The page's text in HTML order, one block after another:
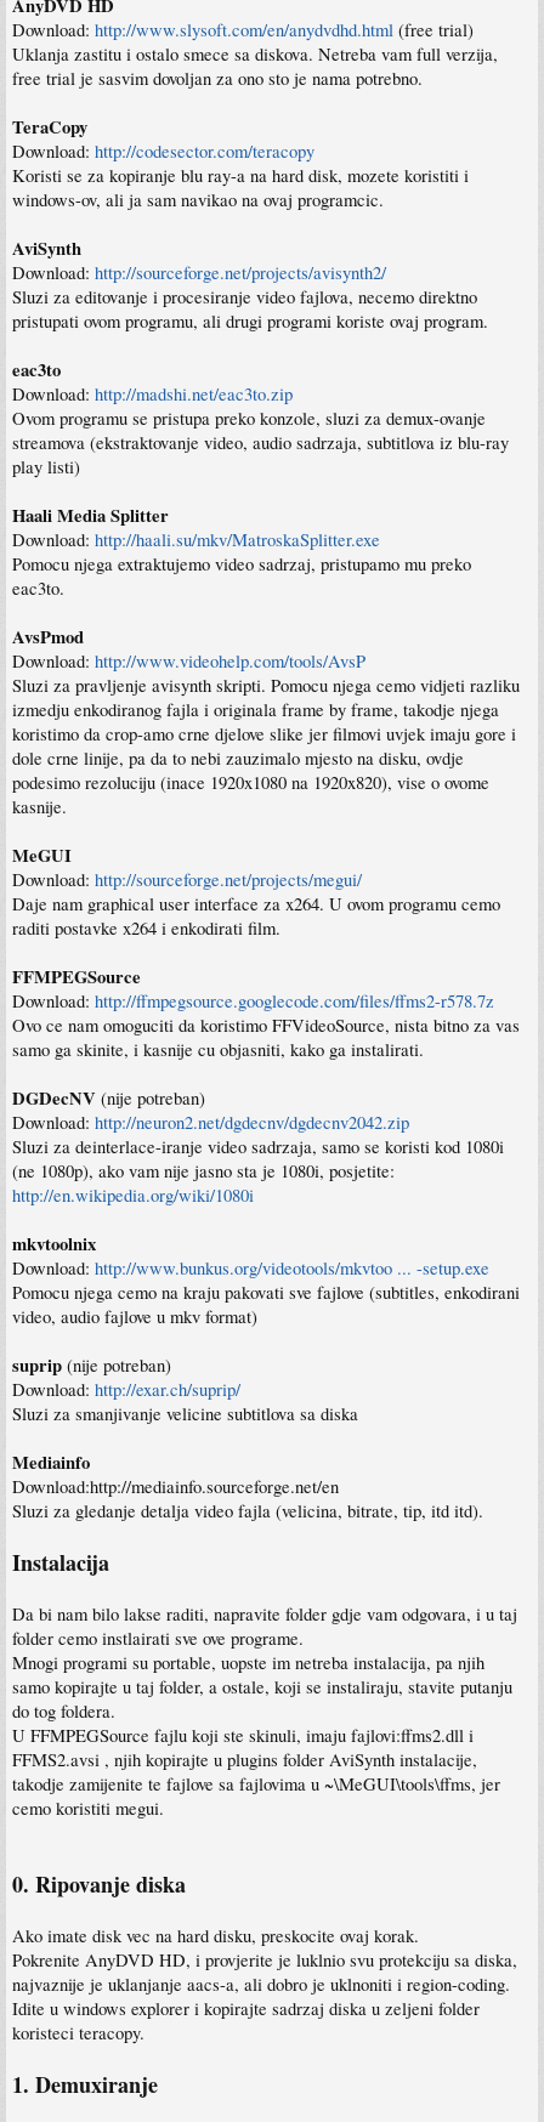
Download: http://www.slysoft.com/en/anydvdhd.html (free trial)
Uklanja zastitu i ostalo smece sa diskova. Netreba vam full verzija,
free trial je sasvim dovoljan za ono sto je nama potrebno.
TeraCopy
Download: http://codesector.com/teracopy
Koristi se za kopiranje blu ray-a na hard disk, mozete koristiti i
windows-ov, ali ja sam navikao na ovaj programcic.
AviSynth
Download: http://sourceforge.net/projects/avisynth2/
Sluzi za editovanje i procesiranje video fajlova, necemo direktno
pristupati ovom programu, ali drugi programi koriste ovaj program.
eac3to
Download: http://madshi.net/eac3to.zip
Ovom programu se pristupa preko konzole, sluzi za demux-ovanje
streamova (ekstraktovanje video, audio sadrzaja, subtitlova iz blu-ray
play listi)
Haali Media Splitter
Download: http://haali.su/mkv/MatroskaSplitter.exe
Pomocu njega extraktujemo video sadrzaj, pristupamo mu preko
eac3to.
AvsPmod
Download: http://www.videohelp.com/tools/AvsP
Sluzi za pravljenje avisynth skripti. Pomocu njega cemo vidjeti razliku
izmedju enkodiranog fajla i originala frame by frame, takodje njega
koristimo da crop-amo crne djelove slike jer filmovi uvjek imaju gore i
dole crne linije, pa da to nebi zauzimalo mjesto na disku, ovdje
podesimo rezoluciju (inace 1920x1080 na 1920x820), vise o ovome
kasnije.
MeGUI
Download: http://sourceforge.net/projects/megui/
Daje nam graphical user interface za x264. U ovom programu cemo
raditi postavke x264 i enkodirati film.
FFMPEGSource
Download: http://ffmpegsource.googlecode.com/files/ffms2-r578.7z
Ovo ce nam omoguciti da koristimo FFVideoSource, nista bitno za vas
samo ga skinite, i kasnije cu objasniti, kako ga instalirati.
DGDecNV (nije potreban)
Download: http://neuron2.net/dgdecnv/dgdecnv2042.zip
Sluzi za deinterlace-iranje video sadrzaja, samo se koristi kod 1080i
(ne 1080p), ako vam nije jasno sta je 1080i, posjetite:
http://en.wikipedia.org/wiki/1080i
mkvtoolnix
Download: http://www.bunkus.org/videotools/mkvtoo ... -setup.exe
Pomocu njega cemo na kraju pakovati sve fajlove (subtitles, enkodirani
video, audio fajlove u mkv format)
suprip (nije potreban)
Download: http://exar.ch/suprip/
Sluzi za smanjivanje velicine subtitlova sa diska
Mediainfo
Download:http://mediainfo.sourceforge.net/en
Sluzi za gledanje detalja video fajla (velicina, bitrate, tip, itd itd).
Instalacija
Da bi nam bilo lakse raditi, napravite folder gdje vam odgovara, i u taj
folder cemo instlairati sve ove programe.
Mnogi programi su portable, uopste im netreba instalacija, pa njih
samo kopirajte u taj folder, a ostale, koji se instaliraju, stavite putanju
do tog foldera.
U FFMPEGSource fajlu koji ste skinuli, imaju fajlovi:ffms2.dll i
FFMS2.avsi , njih kopirajte u plugins folder AviSynth instalacije,
takodje zamijenite te fajlove sa fajlovima u ~\MeGUI\tools\ffms, jer
cemo koristiti megui.
0. Ripovanje diska
Ako imate disk vec na hard disku, preskocite ovaj korak.
Pokrenite AnyDVD HD, i provjerite je luklnio svu protekciju sa diska,
najvaznije je uklanjanje aacs-a, ali dobro je uklnoniti i region-coding.
Idite u windows explorer i kopirajte sadrzaj diska u zeljeni folder
koristeci teracopy.
1. Demuxiranje